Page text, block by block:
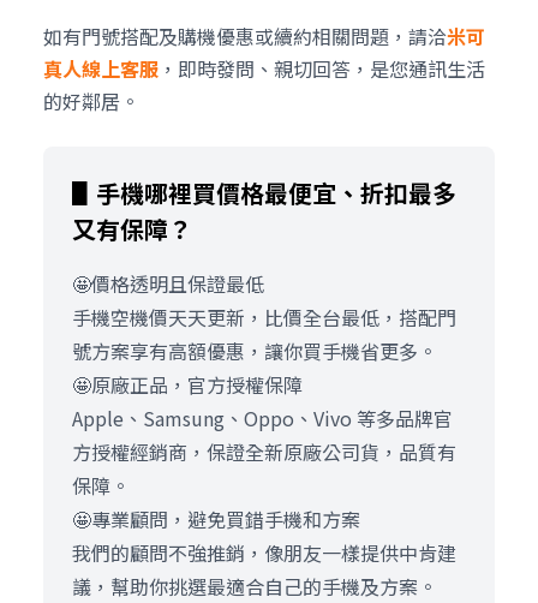
如有門號搭配及購機優惠或續約相關問題，請洽米可
真人線上客服 ，即時發問、親切回答，是您通訊生活
的好鄰居。
▋手機哪裡買價格最便宜、折扣最多
又有保障？
🤩價格透明且保證最低
手機空機價天天更新，比價全台最低，搭配門
號方案享有高額優惠，讓你買手機省更多。
🤩原廠正品，官方授權保障
Apple、Samsung、Oppo、Vivo 等多品牌官
方授權經銷商，保證全新原廠公司貨，品質有
保障。
🤩專業顧問，避免買錯手機和方案
我們的顧問不強推銷，像朋友一樣提供中肯建
議，幫助你挑選最適合自己的手機及方案。